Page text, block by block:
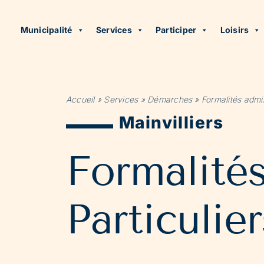
Municipalité Services Participer Loisirs
Accueil» Services» Démarches» Formalités
Mainvilliers